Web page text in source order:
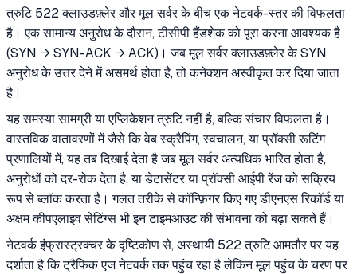
त्रुटि 522 क्लाउडफ़्लेर और मूल सर्वर के बीच एक नेटवर्क-स्तर की विफलता
है। एक सामान्य अनुरोध के दौरान, टीसीपी हैंडशेक को पूरा करना आवश्यक है
(SYN → SYN-ACK → ACK)। जब मूल सर्वर क्लाउडफ़्लेर के SYN
अनुरोध के उत्तर देने में असमर्थ होता है, तो कनेक्शन अस्वीकृत कर दिया जाता
है।
यह समस्या सामग्री या एप्लिकेशन त्रुटि नहीं है, बल्कि संचार विफलता है।
वास्तविक वातावरणों में जैसे कि वेब स्क्रैपिंग, स्वचालन, या प्रॉक्सी रूटिंग
प्रणालियों में, यह तब दिखाई देता है जब मूल सर्वर अत्यधिक भारित होता है,
अनुरोधों को दर-रोक देता है, या डेटासेंटर या प्रॉक्सी आईपी रेंज को सक्रिय
रूप से ब्लॉक करता है। गलत तरीके से कॉन्फ़िगर किए गए डीएनएस रिकॉर्ड या
अक्षम कीपएलाइव सेटिंग्स भी इन टाइमआउट की संभावना को बढ़ा सकते हैं।
नेटवर्क इंफ्रास्ट्रक्चर के दृष्टिकोण से, अस्थायी 522 त्रुटि आमतौर पर यह
दर्शाता है कि ट्रैफिक एज नेटवर्क तक पहुंच रहा है लेकिन मूल पहुंच के चरण पर